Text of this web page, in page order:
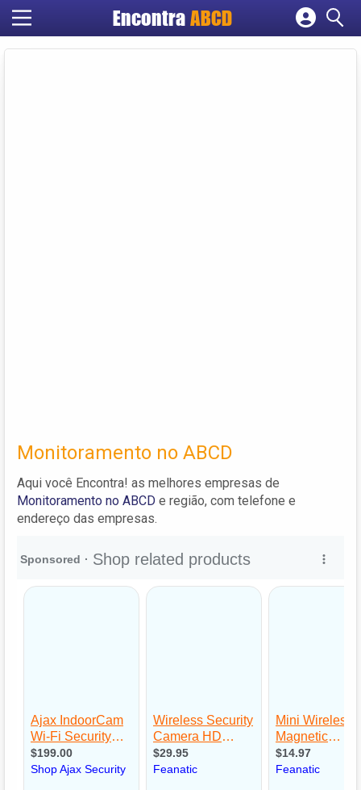
EncontraABCD
Cadastrar empresa
Monitoramento no ABCD
Aqui você Encontra! as melhores empresas de
Monitoramento no ABCD e região, com telefone e
endereço das empresas.